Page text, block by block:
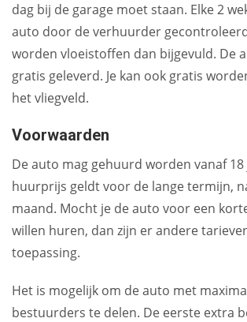
dag bij de garage moet staan. Elke 2
auto door de verhuurder
worden vloeistoffen dan bijgevuld. De
gratis geleverd. Je kan ook gratis
het vliegveld.
Voorwaarden
De auto mag gehuurd worden vanaf 18
huurprijs geldt voor de lange termijn,
maand. Mocht je de auto voor een
willen huren, dan zijn er andere
toepassing.
Het is mogelijk om de auto met
bestuurders te delen. De eerste extra